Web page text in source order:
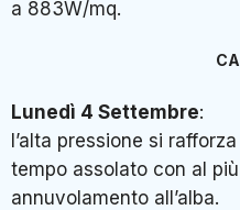
a 883W/mq.
Lunedì 4 Settembre:
l’alta pressione si
tempo assolato con al
annuvolamento all’alba.